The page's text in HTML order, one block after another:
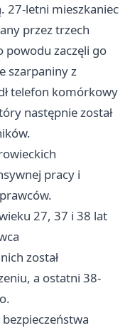
27-letni mieszkaniec
przez trzech
powodu zaczęli go
szarpaniny z
telefon komórkowy
następnie został
pracy i
27, 37 i 38 lat
został
a ostatni 38-
bezpieczeństwa